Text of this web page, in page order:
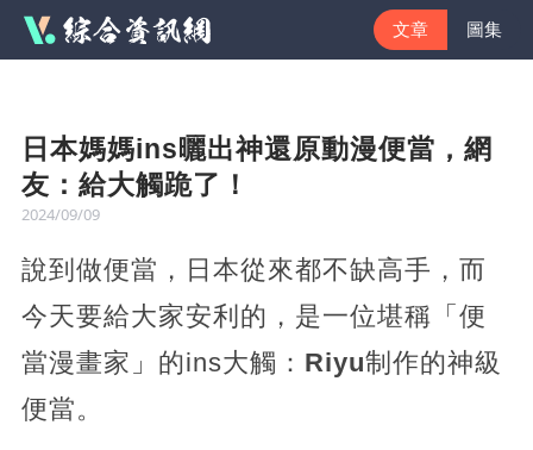
文章 圖集
日本媽媽ins曬出神還原動漫便當，網
友：給大觸跪了！
2024/09/09
說到做便當，日本從來都不缺高手，而
今天要給大家安利的，是一位堪稱「便
當漫畫家」的ins大觸： Riyu制作的神級
便當。